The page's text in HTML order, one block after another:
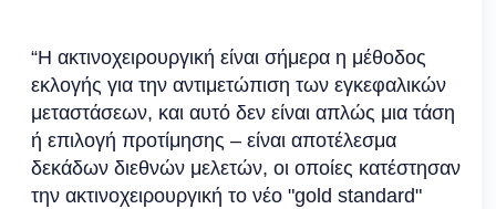
“Η ακτινοχειρουργική είναι σήμερα η μέθοδος
εκλογής για την αντιμετώπιση των εγκεφαλικών
μεταστάσεων, και αυτό δεν είναι απλώς μια τάση
ή επιλογή προτίμησης – είναι αποτέλεσμα
δεκάδων διεθνών μελετών, οι οποίες κατέστησαν
την ακτινοχειρουργική το νέο "gold standard"